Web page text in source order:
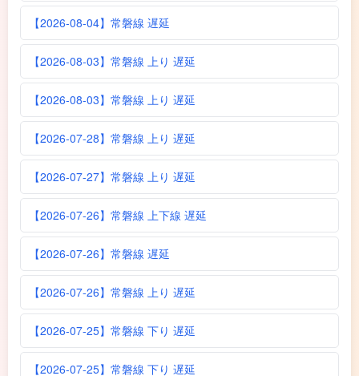
【2026-08-04】常磐線 遅延
【2026-08-03】常磐線 上り 遅延
【2026-08-03】常磐線 上り 遅延
【2026-07-28】常磐線 上り 遅延
【2026-07-27】常磐線 上り 遅延
【2026-07-26】常磐線 上下線 遅延
【2026-07-26】常磐線 遅延
【2026-07-26】常磐線 上り 遅延
【2026-07-25】常磐線 下り 遅延
【2026-07-25】常磐線 下り 遅延